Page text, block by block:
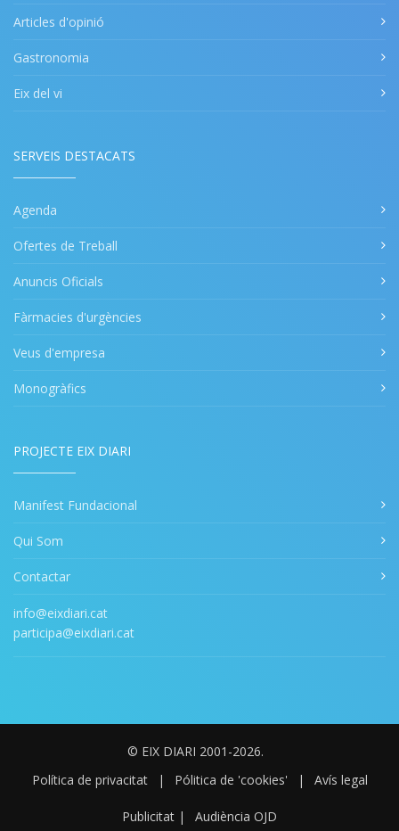
Articles d'opinió
Gastronomia
Eix del vi
SERVEIS DESTACATS
Agenda
Ofertes de Treball
Anuncis Oficials
Fàrmacies d'urgències
Veus d'empresa
Monogràfics
PROJECTE EIX DIARI
Manifest Fundacional
Qui Som
Contactar
info@eixdiari.cat
participa@eixdiari.cat
© EIX DIARI 2001-2026.
Política de privacitat
| Pólitica de 'cookies' | Avís legal
Publicitat | Audiència OJD